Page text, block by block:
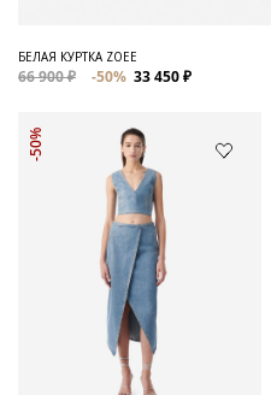
БЕЛАЯ КУРТКА ZOEE
66 900 ₽ -50% 33 450 ₽
-50%